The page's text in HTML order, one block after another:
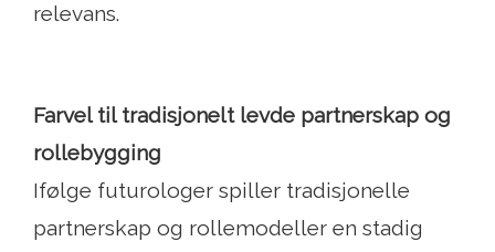
relevans.
Farvel til tradisjonelt levde partnerskap og
rollebygging
Ifølge futurologer spiller tradisjonelle
partnerskap og rollemodeller en stadig